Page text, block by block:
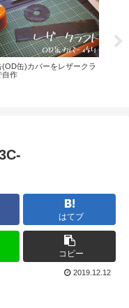
(OD缶)カバーをレザークラ
自作
はてブ
コピー
2019.12.12